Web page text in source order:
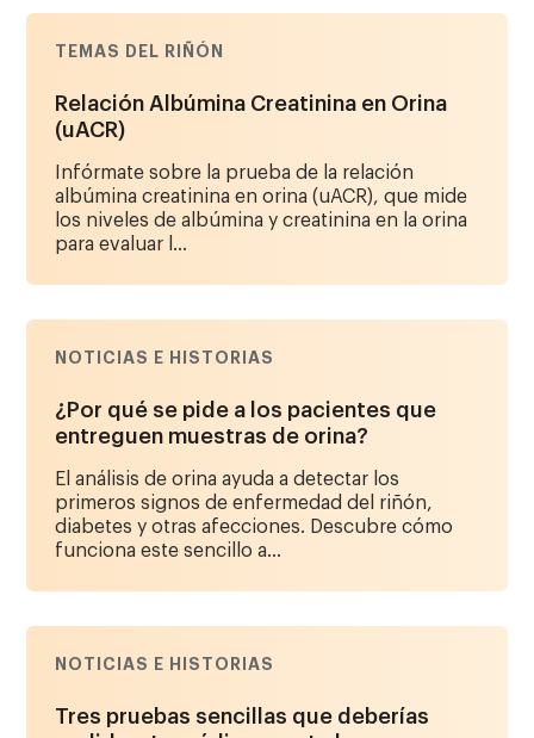
TEMAS DEL RIÑÓN
Relación Albúmina Creatinina en Orina
(uACR)
Infórmate sobre la prueba de la relación
albúmina creatinina en orina (uACR), que mide
los niveles de albúmina y creatinina en la orina
para evaluar l...
NOTICIAS E HISTORIAS
¿Por qué se pide a los pacientes que
entreguen muestras de orina?
El análisis de orina ayuda a detectar los
primeros signos de enfermedad del riñón,
diabetes y otras afecciones. Descubre cómo
funciona este sencillo a...
NOTICIAS E HISTORIAS
Tres pruebas sencillas que deberías